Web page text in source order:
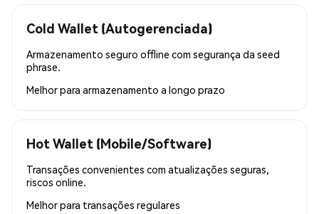
Cold Wallet (Autogerenciada)
Armazenamento seguro offline com segurança da seed
phrase.
Melhor para armazenamento a longo prazo
Hot Wallet (Mobile/Software)
Transações convenientes com atualizações seguras,
riscos online.
Melhor para transações regulares